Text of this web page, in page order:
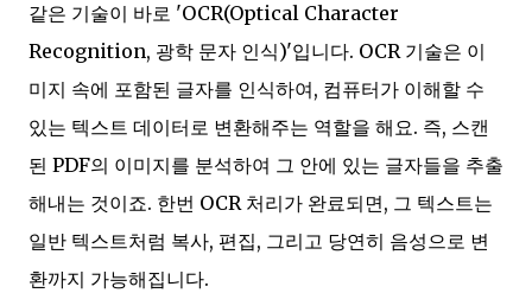
같은 기술이 바로 'OCR(Optical Character
Recognition, 광학 문자 인식)'입니다. OCR 기술은 이
미지 속에 포함된 글자를 인식하여, 컴퓨터가 이해할 수
있는 텍스트 데이터로 변환해주는 역할을 해요. 즉, 스캔
된 PDF의 이미지를 분석하여 그 안에 있는 글자들을 추출
해내는 것이죠. 한번 OCR 처리가 완료되면, 그 텍스트는
일반 텍스트처럼 복사, 편집, 그리고 당연히 음성으로 변
환까지 가능해집니다.